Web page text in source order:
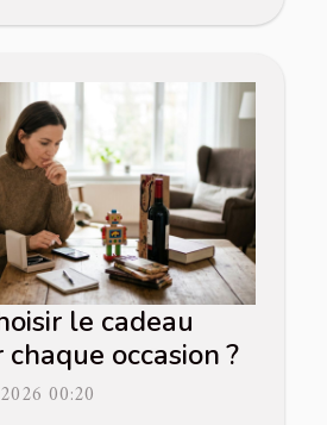
le cadeau
occasion ?
00:20